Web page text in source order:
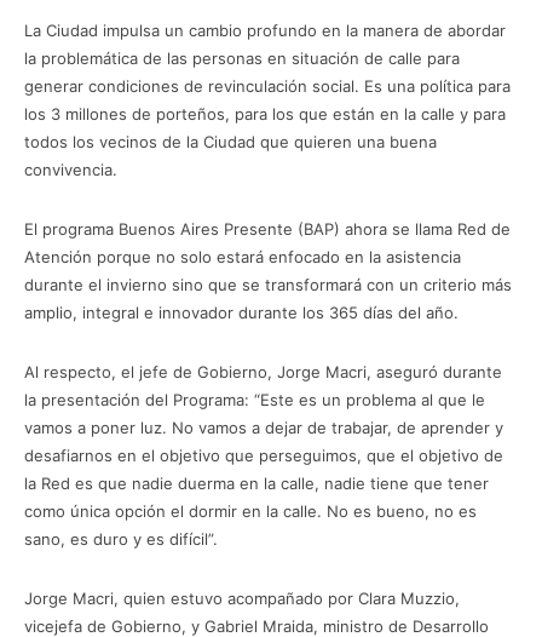
La Ciudad impulsa un cambio profundo en la manera de abordar
la problemática de las personas en situación de calle para
generar condiciones de revinculación social. Es una política para
los 3 millones de porteños, para los que están en la calle y para
todos los vecinos de la Ciudad que quieren una buena
convivencia.
El programa Buenos Aires Presente (BAP) ahora se llama Red de
Atención porque no solo estará enfocado en la asistencia
durante el invierno sino que se transformará con un criterio más
amplio, integral e innovador durante los 365 días del año.
Al respecto, el jefe de Gobierno, Jorge Macri, aseguró durante
la presentación del Programa: “Este es un problema al que le
vamos a poner luz. No vamos a dejar de trabajar, de aprender y
desafiarnos en el objetivo que perseguimos, que el objetivo de
la Red es que nadie duerma en la calle, nadie tiene que tener
como única opción el dormir en la calle. No es bueno, no es
sano, es duro y es difícil”.
Jorge Macri, quien estuvo acompañado por Clara Muzzio,
vicejefa de Gobierno, y Gabriel Mraida, ministro de Desarrollo